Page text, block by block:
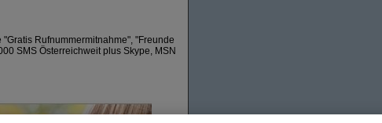
Rufnummermitnahme", "Freunde
SMS Österreichweit plus Skype, MSN